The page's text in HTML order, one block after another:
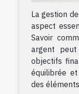
La gestion
aspect
Savoir
argent
objectifs
équilibrée
des